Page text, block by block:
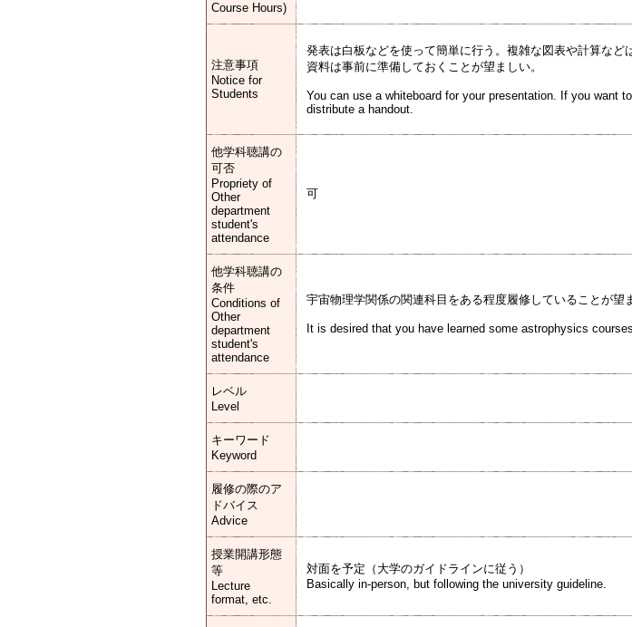
Course Hours)
注意事項
Notice for
Students
発表は白板などを使って簡単に行う。複雑な図表や計算な
資料は事前に準備しておくことが望ましい。
You can use a whiteboard for your presentation. If you want
distribute a handout.
他学科聴講の
可否
Propriety of
Other
department
student's
attendance
可
他学科聴講の
条件
Conditions of
Other
department
student's
attendance
宇宙物理学関係の関連科目をある程度履修していることが望
It is desired that you have learned some astrophysics
レベル
Level
キーワード
Keyword
履修の際のア
ドバイス
Advice
授業開講形態
等
Lecture
format, etc.
対面を予定（大学のガイドラインに従う）
Basically in-person, but following the university guideline.